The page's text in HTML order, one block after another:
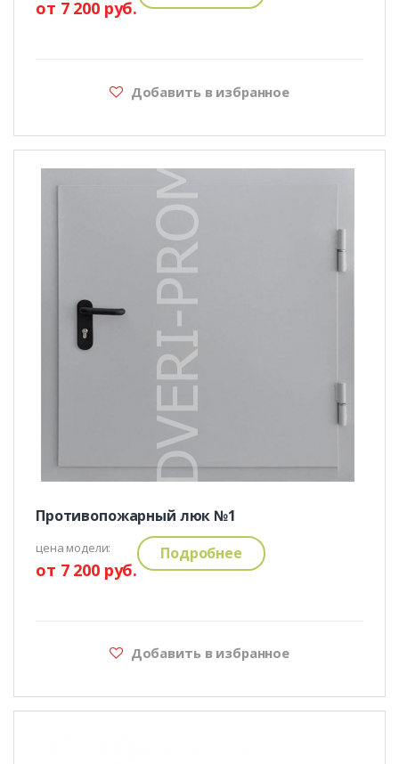
от 7 200 руб.
Добавить в избранное
Противопожарный люк №1
цена модели:
от 7 200 руб.
Подробнее
Добавить в избранное